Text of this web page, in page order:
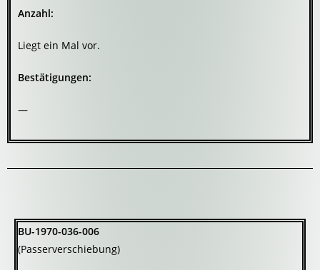
Anzahl:
Liegt ein Mal vor.
Bestätigungen:
—
BU-1970-036-006
(Passerverschiebung)